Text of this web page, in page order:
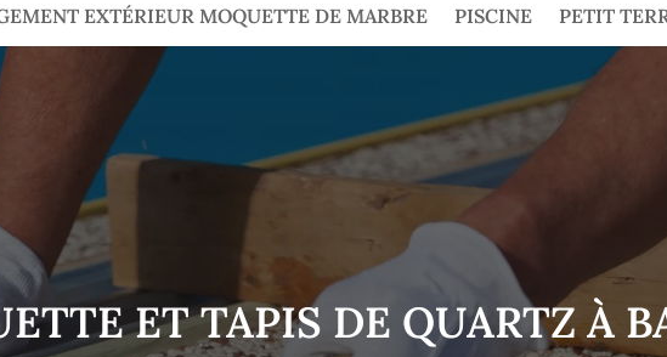
EXTÉRIEUR MOQUETTE DE MARBRE PISCINE PETIT
ET TAPIS DE QUARTZ À